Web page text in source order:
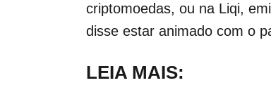
criptomoedas, ou na Liqi,
disse estar animado com o
LEIA MAIS: